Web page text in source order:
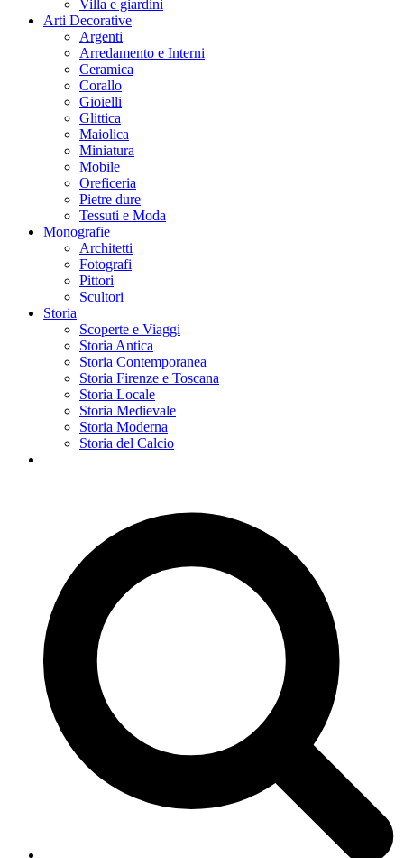
Villa e giardini
Arti Decorative
Argenti
Arredamento e Interni
Ceramica
Corallo
Gioielli
Glittica
Maiolica
Miniatura
Mobile
Oreficeria
Pietre dure
Tessuti e Moda
Monografie
Architetti
Fotografi
Pittori
Scultori
Storia
Scoperte e Viaggi
Storia Antica
Storia Contemporanea
Storia Firenze e Toscana
Storia Locale
Storia Medievale
Storia Moderna
Storia del Calcio